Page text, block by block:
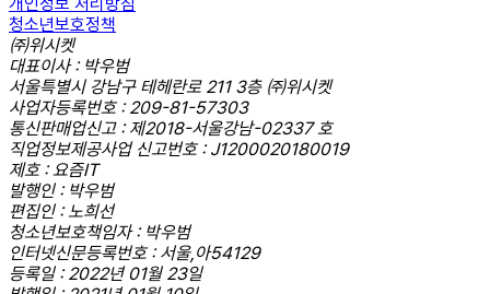
청소년보호정책
㈜위시켓
대표이사 : 박우범
서울특별시 강남구 테헤란로 211 3층 ㈜위시켓
사업자등록번호 : 209-81-57303
통신판매업신고 : 제2018-서울강남-02337 호
직업정보제공사업 신고번호 : J1200020180019
제호 : 요즘IT
발행인 : 박우범
편집인 : 노희선
청소년보호책임자 : 박우범
인터넷신문등록번호 : 서울,아54129
등록일 : 2022년 01월 23일